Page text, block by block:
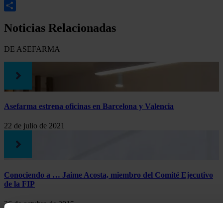
LinkedIn
Noticias Relacionadas
DE ASEFARMA
Asefarma estrena oficinas en Barcelona y Valencia
22 de julio de 2021
Conociendo a … Jaime Acosta, miembro del Comité Ejecutivo
de la FIP
26 de octubre de 2015